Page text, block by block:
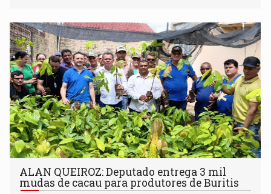
ALAN QUEIROZ: Deputado entrega 3 mil
mudas de cacau para produtores de Buritis